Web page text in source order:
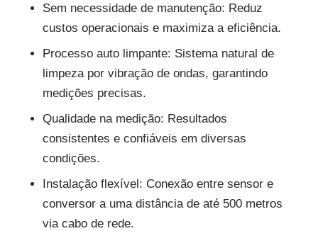
Sem necessidade de manutenção: Reduz
custos operacionais e maximiza a eficiência.
Processo auto limpante: Sistema natural de
limpeza por vibração de ondas, garantindo
medições precisas.
Qualidade na medição: Resultados
consistentes e confiáveis em diversas
condições.
Instalação flexível: Conexão entre sensor e
conversor a uma distância de até 500 metros
via cabo de rede.